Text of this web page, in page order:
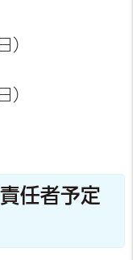
）
）
任者予定